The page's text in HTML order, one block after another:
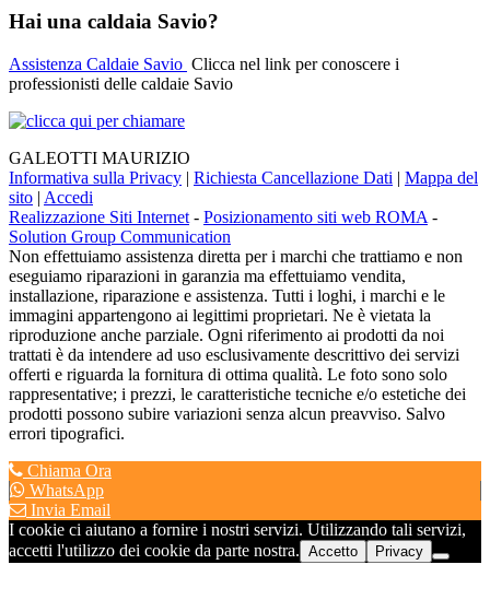
Hai una caldaia Savio?
Assistenza Caldaie Savio Clicca nel link per conoscere i
professionisti delle caldaie Savio
GALEOTTI MAURIZIO
Informativa sulla Privacy | Richiesta Cancellazione Dati | Mappa del
sito | Accedi
Realizzazione Siti Internet - Posizionamento siti web ROMA -
Solution Group Communication
Non effettuiamo assistenza diretta per i marchi che trattiamo e non
eseguiamo riparazioni in garanzia ma effettuiamo vendita,
installazione, riparazione e assistenza. Tutti i loghi, i marchi e le
immagini appartengono ai legittimi proprietari. Ne è vietata la
riproduzione anche parziale. Ogni riferimento ai prodotti da noi
trattati è da intendere ad uso esclusivamente descrittivo dei servizi
offerti e riguarda la fornitura di ottima qualità. Le foto sono solo
rappresentative; i prezzi, le caratteristiche tecniche e/o estetiche dei
prodotti possono subire variazioni senza alcun preavviso. Salvo
errori tipografici.
Chiama Ora
WhatsApp
Invia Email
I cookie ci aiutano a fornire i nostri servizi. Utilizzando tali servizi,
accetti l'utilizzo dei cookie da parte nostra. Accetto Privacy